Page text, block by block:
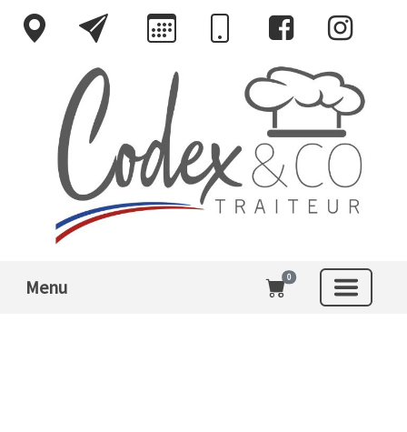
Menu 0